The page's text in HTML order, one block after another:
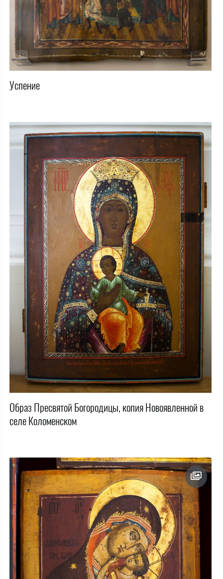
Успение
Образ Пресвятой Богородицы, копия Новоявленной в
селе Коломенском